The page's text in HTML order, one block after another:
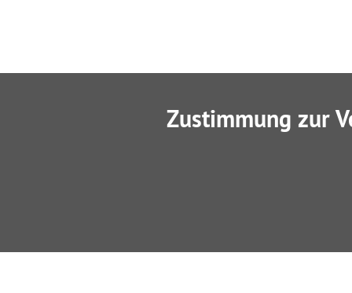
Zustimmung zur